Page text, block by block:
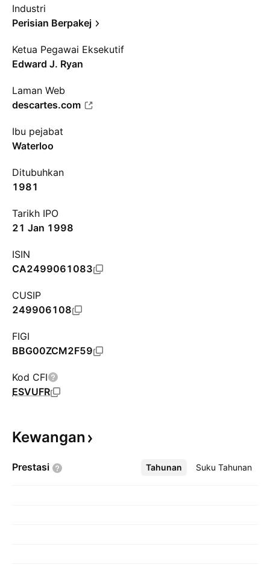
Industri
Perisian Berpakej
Ketua Pegawai Eksekutif
Edward J. Ryan
Laman Web
descartes.com
Ibu pejabat
Waterloo
Ditubuhkan
1981
Tarikh IPO
21 Jan 1998
ISIN
CA2499061083
CUSIP
249906108
FIGI
BBG00ZCM2F59
Kod CFI
ESVUFR
Kewangan
Prestasi Tahunan Suku Tahunan
Lebih